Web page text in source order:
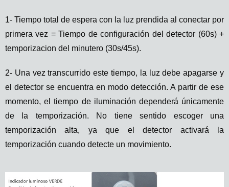
1- Tiempo total de espera con la luz prendida al conectar por
primera vez = Tiempo de configuración del detector (60s) +
temporizacion del minutero (30s/45s).
2- Una vez transcurrido este tiempo, la luz debe apagarse y
el detector se encuentra en modo detección. A partir de ese
momento, el tiempo de iluminación dependerá únicamente
de la temporización. No tiene sentido escoger una
temporización alta, ya que el detector activará la
temporización cuando detecte un movimiento.